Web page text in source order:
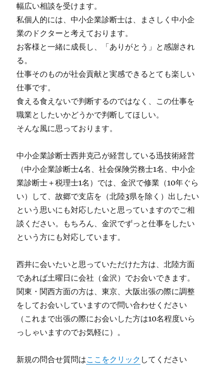
幅広い相談を受けます。
私個人的には、中小企業診断士は、まさしく中小企
業のドクターと考えております。
お客様と一緒に成長し、「ありがとう」と感謝され
る。
仕事そのものが社会貢献と実感できるとても楽しい
仕事です。
食える食えないで判断するのではなく、この仕事を
職業としたいかどうかで判断してほしい。
そんな風に思っております。
中小企業診断士西井克己が経営している迅技術経営
（中小企業診断士4名、社会保険労務士1名、中小企
業診断士＋税理士1名）では、金沢で修業（10年ぐら
い）して、故郷で支店を（北陸3県を除く）出したい
という思いにも対応したいと思っていますのでご相
談ください。もちろん、金沢でずっと仕事をしたい
という方にも対応しています。
西井に会いたいと思っていただけた方は、北陸方面
であれば土曜日に会社（金沢）でお会いできます。
関東・関西方面の方は、東京、大阪出張の際に調整
をしてお会いしていますので問い合わせください
（これまで出張の際にお会いした方は10名程度いら
っしゃいますのでお気軽に）。
新規の問合せ質問はここをクリック してください